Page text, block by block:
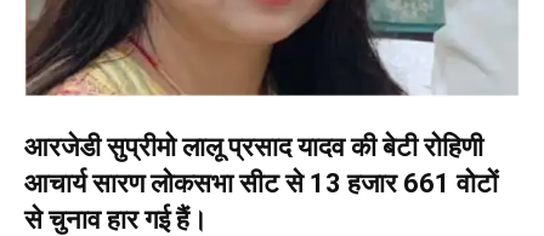
आरजेडी सुप्रीमो लालू प्रसाद यादव की बेटी रोहिणी
आचार्य सारण लोकसभा सीट से 13 हजार 661 वोटों
से चुनाव हार गई हैं।